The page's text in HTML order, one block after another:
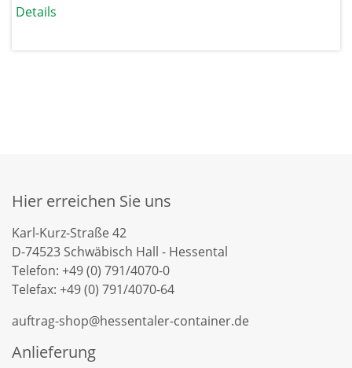
Details
Hier erreichen Sie uns
Karl-Kurz-Straße 42
D-74523 Schwäbisch Hall - Hessental
Telefon: +49 (0) 791/4070-0
Telefax: +49 (0) 791/4070-64
auftrag-shop@hessentaler-container.de
Anlieferung